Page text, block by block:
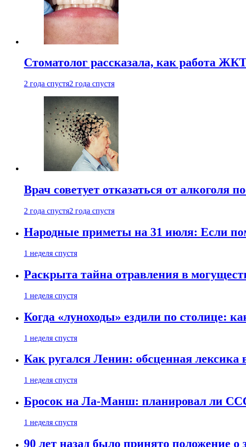
Стоматолог рассказала, как работа
2 года спустя2 года спустя
Врач советует отказаться от алкоголя
2 года спустя2 года спустя
Народные приметы на 31 июля: Если
1 неделя спустя
Раскрыта тайна отравления в
1 неделя спустя
Когда «луноходы» ездили по столице:
1 неделя спустя
Как ругался Ленин: обсценная лексика
1 неделя спустя
Бросок на Ла-Манш: планировал ли
1 неделя спустя
90 лет назад было принято положение о